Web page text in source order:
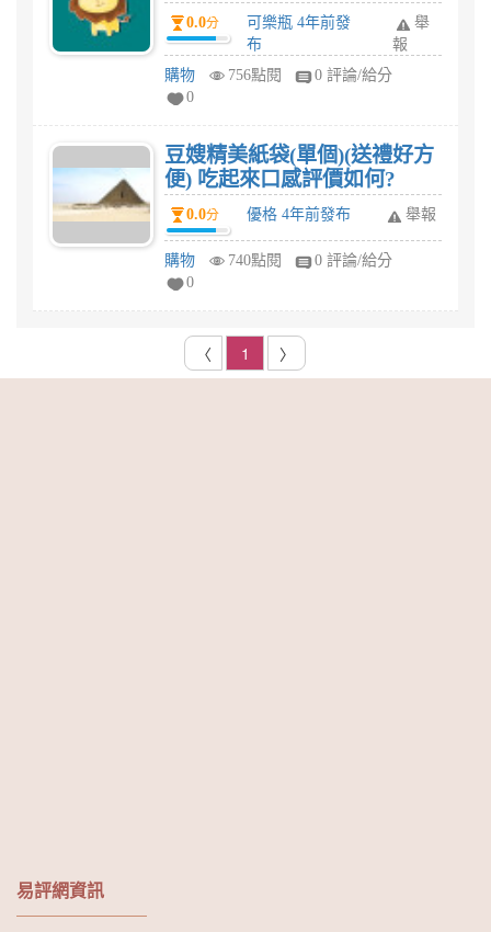
0.0分
可樂瓶 4年前發
布
舉
報
購物
756點閱
0 評論/給分
0
豆嫂精美紙袋(單個)(送禮好方
便) 吃起來口感評價如何?
0.0分 優格 4年前發布 舉報
購物 740點閱
0 評論/給分
0
〈 1 〉
易評網資訊